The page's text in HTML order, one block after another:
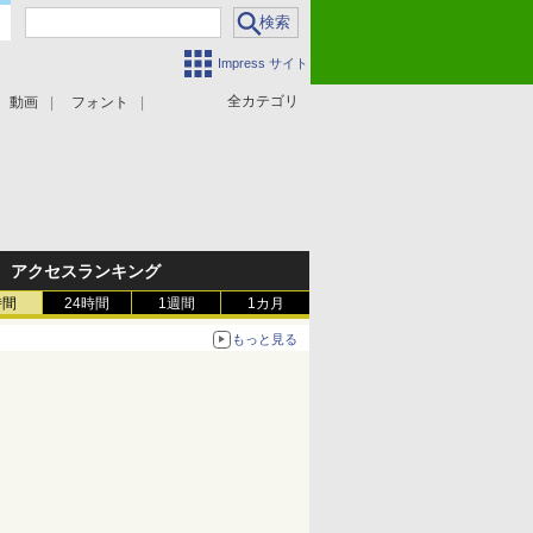
Impress サイト
全カテゴリ
動画 フォント
アクセスランキング
24時間 1週間 1カ月
もっと見る